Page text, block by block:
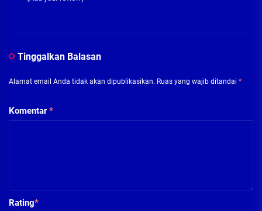
Tinggalkan Balasan
Alamat email Anda tidak akan dipublikasikan. Ruas yang wajib ditandai *
Komentar*
Rating*